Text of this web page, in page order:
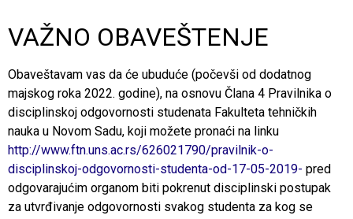
VAŽNO OBAVEŠTENJE
Obaveštavam vas da će ubuduće (počevši od dodatnog
majskog roka 2022. godine), na osnovu Člana 4 Pravilnika o
disciplinskoj odgovornosti studenata Fakulteta tehničkih
nauka u Novom Sadu, koji možete pronaći na linku
http://www.ftn.uns.ac.rs/626021790/pravilnik-o-
disciplinskoj-odgovornosti-studenta-od-17-05-2019- pred
odgovarajućim organom biti pokrenut disciplinski postupak
za utvrđivanje odgovornosti svakog studenta za kog se